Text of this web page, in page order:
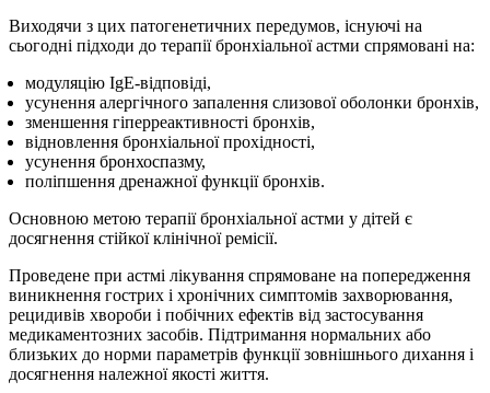
Виходячи з цих патогенетичних передумов, існуючі на
сьогодні підходи до терапії бронхіальної астми спрямовані на:
модуляцію IgE-відповіді,
усунення алергічного запалення слизової оболонки бронхів,
зменшення гіперреактивності бронхів,
відновлення бронхіальної прохідності,
усунення бронхоспазму,
поліпшення дренажної функції бронхів.
Основною метою терапії бронхіальної астми у дітей є
досягнення стійкої клінічної ремісії.
Проведене при астмі лікування спрямоване на попередження
виникнення гострих і хронічних симптомів захворювання,
рецидивів хвороби і побічних ефектів від застосування
медикаментозних засобів. Підтримання нормальних або
близьких до норми параметрів функції зовнішнього дихання і
досягнення належної якості життя.